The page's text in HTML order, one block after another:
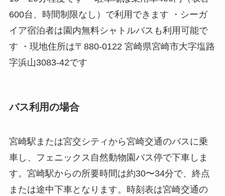
600台、時間制限なし）で利用できます ・シーガ
イア宿泊者は園内無料シャトルバスも利用可能で
す ・現地住所は〒880-0122 宮崎県宮崎市大字塩路
字浜山3083-42です
バス利用の場合
宮崎駅または宮交シティから宮崎交通のバスに乗
車し、フェニックス自然動物園バス停で下車しま
す。宮崎駅からの所要時間は約30〜34分で、終点
または途中下車となります。時刻表は宮崎交通の